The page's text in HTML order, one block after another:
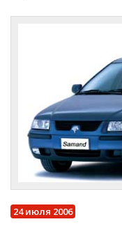
24 июля 2006